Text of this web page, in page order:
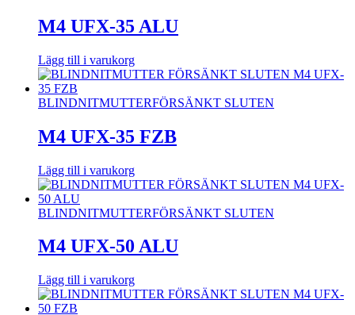
M4 UFX-35 ALU
Lägg till i varukorg
BLINDNITMUTTERFÖRSÄNKT SLUTEN
M4 UFX-35 FZB
Lägg till i varukorg
BLINDNITMUTTERFÖRSÄNKT SLUTEN
M4 UFX-50 ALU
Lägg till i varukorg